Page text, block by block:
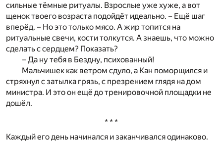
сильные тёмные ритуалы. Взрослые уже хуже, а вот
щенок твоего возраста подойдёт идеально. – Ещё шаг
вперёд. – Но это только мясо. А жир топится на
ритуальные свечи, кости толкутся. А знаешь, что можно
сделать с сердцем? Показать?
– Да ну тебя в Бездну, психованный!
Мальчишек как ветром сдуло, а Кан поморщился и
стряхнул с затылка грязь, с презрением глядя на дом
министра. И это он ещё до тренировочной площадки не
дошёл.
* * *
Каждый его день начинался и заканчивался одинаково.